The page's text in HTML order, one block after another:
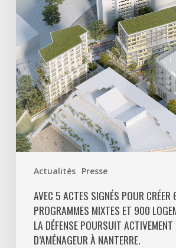
Actualités Presse
créer
000
m2
de
programmes
mixtes
et
900
logements,
Défense
poursuit
activement
AVEC 5 ACTES SIGNÉS POUR
PROGRAMMES MIXTES ET 900
LA DÉFENSE POURSUIT
D’AMÉNAGEUR À NANTERRE.